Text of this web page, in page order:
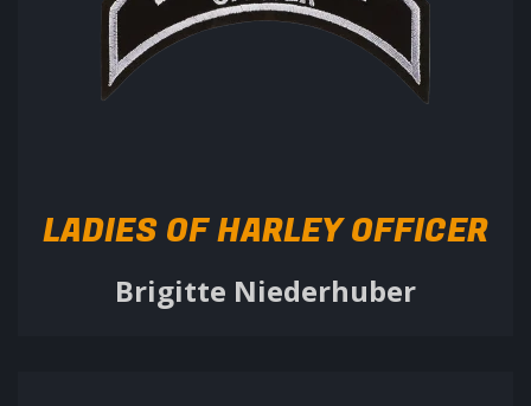
LADIES OF HARLEY OFFICER
Brigitte Niederhuber